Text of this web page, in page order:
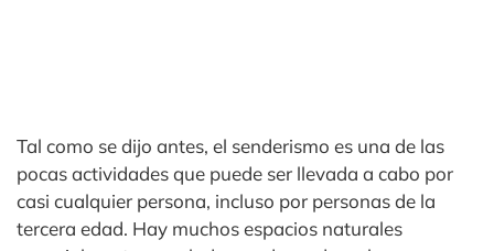
Tal como se dijo antes, el senderismo es una de las
pocas actividades que puede ser llevada a cabo por
casi cualquier persona, incluso por personas de la
tercera edad. Hay muchos espacios naturales